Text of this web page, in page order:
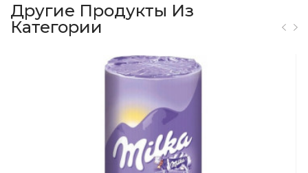
Другие Продукты Из
Категории